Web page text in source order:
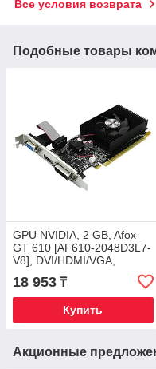
Все условия возврата
Подобные товары
GPU NVIDIA, 2 GB, Afox
GT 610 [AF610-2048D3L7-
V8], DVI/HDMI/VGA,
DDR3/64bit, +LP
18 953 ₸
Купить
Акционные